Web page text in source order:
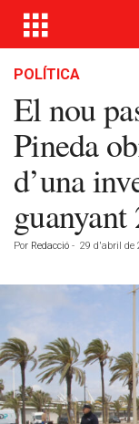
POLÍTICA
El nou
Pineda
d’una
Por Redacció - 29 d'abril de